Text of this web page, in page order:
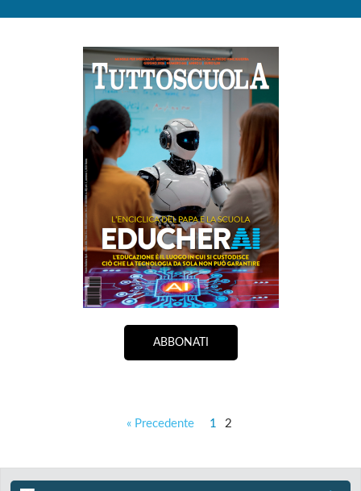
ABBONATI
« Precedente 1 2